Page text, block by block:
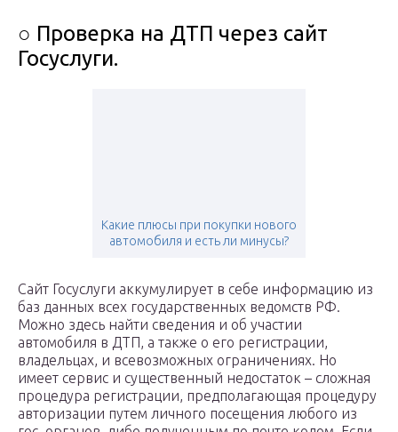
○ Проверка на ДТП через сайт
Госуслуги.
Какие плюсы при покупки нового
автомобиля и есть ли минусы?
Сайт Госуслуги аккумулирует в себе информацию из
баз данных всех государственных ведомств РФ.
Можно здесь найти сведения и об участии
автомобиля в ДТП, а также о его регистрации,
владельцах, и всевозможных ограничениях. Но
имеет сервис и существенный недостаток – сложная
процедура регистрации, предполагающая процедуру
авторизации путем личного посещения любого из